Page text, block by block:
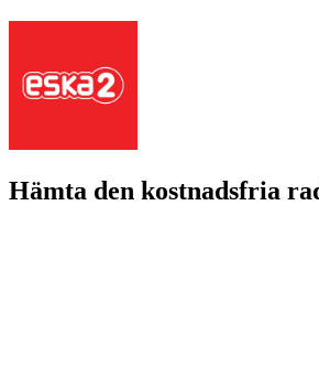
Hämta den kostnadsfria